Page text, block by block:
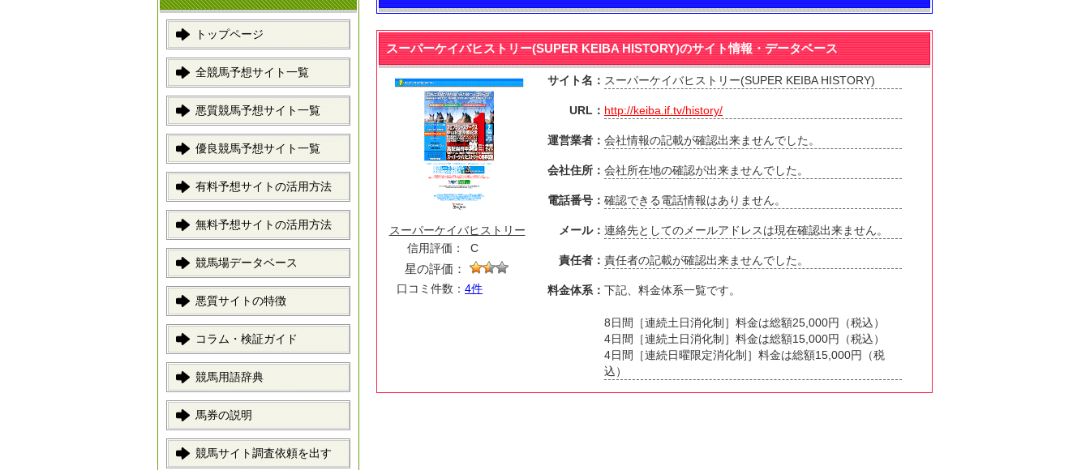
トップページ
全競馬予想サイト一覧
悪質競馬予想サイト一覧
優良競馬予想サイト一覧
有料予想サイトの活用方法
無料予想サイトの活用方法
競馬場データベース
悪質サイトの特徴
コラム・検証ガイド
競馬用語辞典
馬券の説明
競馬サイト調査依頼を出す
スーパーケイバヒストリー(SUPER KEIBA HISTORY)のサイト情報・データベース
スーパーケイバヒストリー
信用評価：
C
星の評価：
口コミ件数： 4件
サイト名： スーパーケイバヒストリー(SUPER KEIBA HISTORY)
URL： http://keiba.if.tv/history/
運営業者： 会社情報の記載が確認出来ませんでした。
会社住所： 会社所在地の確認が出来ませんでした。
電話番号： 確認できる電話情報はありません。
メール： 連絡先としてのメールアドレスは現在確認出来ません。
責任者： 責任者の記載が確認出来ませんでした。
料金体系： 下記、料金体系一覧です。
8日間［連続土日消化制］料金は総額25,000円（税込）
4日間［連続土日消化制］料金は総額15,000円（税込）
4日間［連続日曜限定消化制］料金は総額15,000円（税
込）